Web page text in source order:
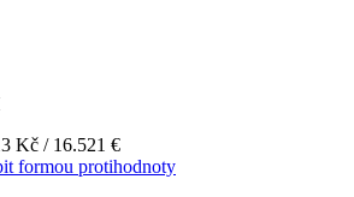
Kč / 16.521 €
formou protihodnoty